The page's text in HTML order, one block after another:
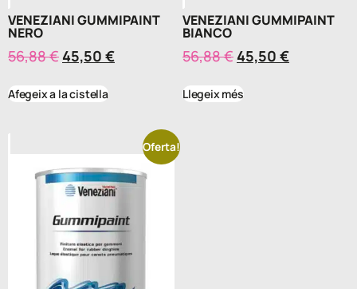
VENEZIANI GUMMIPAINT
NERO
56,88€ 45,50 €
Afegeix a la cistella
VENEZIANI GUMMIPAINT
BIANCO
56,88€ 45,50 €
Llegeix més
Oferta!